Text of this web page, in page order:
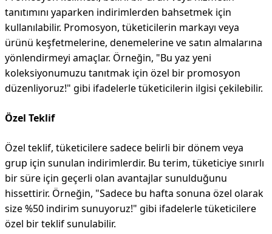
tanıtımını yaparken indirimlerden bahsetmek için
kullanılabilir. Promosyon, tüketicilerin markayı veya
ürünü keşfetmelerine, denemelerine ve satın almalarına
yönlendirmeyi amaçlar. Örneğin, "Bu yaz yeni
koleksiyonumuzu tanıtmak için özel bir promosyon
düzenliyoruz!" gibi ifadelerle tüketicilerin ilgisi çekilebilir.
Özel Teklif
Özel teklif, tüketicilere sadece belirli bir dönem veya
grup için sunulan indirimlerdir. Bu terim, tüketiciye sınırlı
bir süre için geçerli olan avantajlar sunulduğunu
hissettirir. Örneğin, "Sadece bu hafta sonuna özel olarak
size %50 indirim sunuyoruz!" gibi ifadelerle tüketicilere
özel bir teklif sunulabilir.